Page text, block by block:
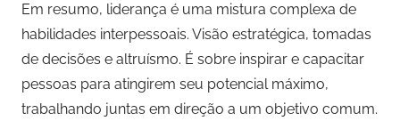
Em resumo, liderança é uma mistura complexa de
habilidades interpessoais. Visão estratégica, tomadas
de decisões e altruísmo. É sobre inspirar e capacitar
pessoas para atingirem seu potencial máximo,
trabalhando juntas em direção a um objetivo comum.